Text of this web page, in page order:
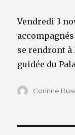
Vendredi 3
se rendront à
guidée du
Auteur
Corinne